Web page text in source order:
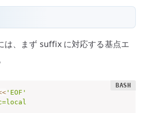
は、まず suffix に対応する基点エ
'EOF'